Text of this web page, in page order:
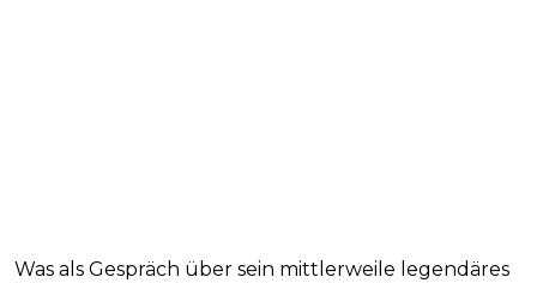
Was als Gespräch über sein mittlerweile legendäres